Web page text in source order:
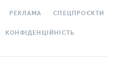
РЕКЛАМА СПЕЦПРОЄКТИ
КОНФІДЕНЦІЙНІСТЬ